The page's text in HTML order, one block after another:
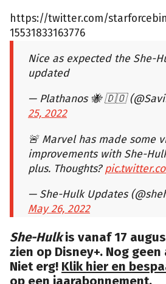
https://twitter.com/
15531833163776
Nice as expected the She-
updated
— Plathanos 🐝 🇩🇴
25, 2022
🚨 Marvel has made some
improvements with She-
plus. Thoughts?
— She-Hulk Updates
May 26, 2022
She-Hulkis vanaf 17
zien op Disney+. Nog
Niet erg! Klik hier en
op een jaarabonnement.